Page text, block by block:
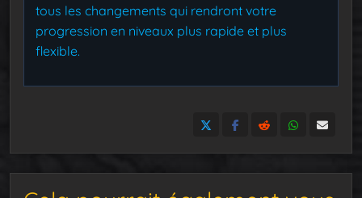
tous les changements qui rendront votre
progression en niveaux plus rapide et plus
flexible.